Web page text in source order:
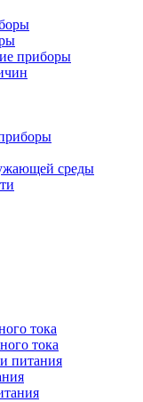
приборы
среды
тока
тока
питания